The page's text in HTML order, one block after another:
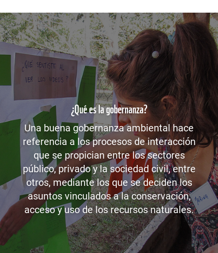
¿Qué es la gobernanza?
Una buena gobernanza ambiental hace
referencia a los procesos de interacción
que se propician entre los sectores
público, privado y la sociedad civil, entre
otros, mediante los que se deciden los
asuntos vinculados a la conservación,
acceso y uso de los recursos naturales.